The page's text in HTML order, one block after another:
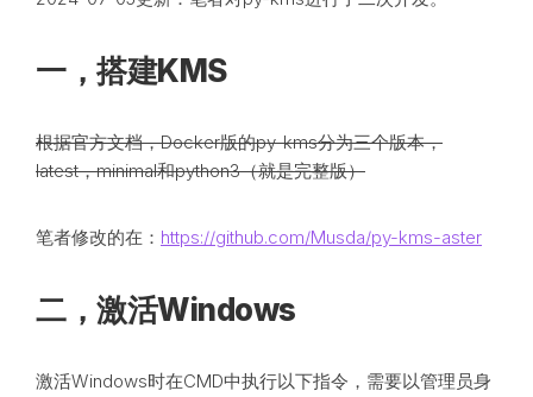
一，搭建KMS
根据官方文档，Docker版的py-kms分为三个版本，
latest，minimal和python3（就是完整版）
笔者修改的在： https://github.com/Musda/py-kms-aster
二，激活Windows
激活Windows时在CMD中执行以下指令，需要以管理员身